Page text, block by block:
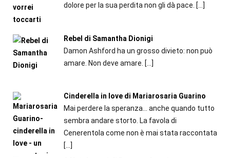
dolore per la sua perdita non gli dà pace. […]
Rebel di Samantha Dionigi
Damon Ashford ha un grosso divieto: non può
amare. Non deve amare. […]
Cinderella in love di Mariarosaria Guarino
Mai perdere la speranza... anche quando tutto
sembra andare storto. La favola di
Cenerentola come non è mai stata raccontata
[…]